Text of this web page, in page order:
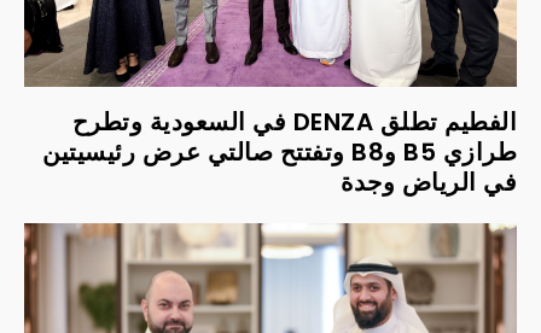
الفطيم تطلق DENZA في السعودية وتطرح
طرازي B5 وB8 وتفتتح صالتي عرض رئيسيتين
في الرياض وجدة